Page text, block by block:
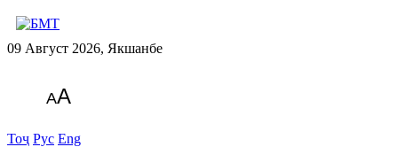
09 Август 2026, Якшанбе
AA
Тоҷ Рус Eng